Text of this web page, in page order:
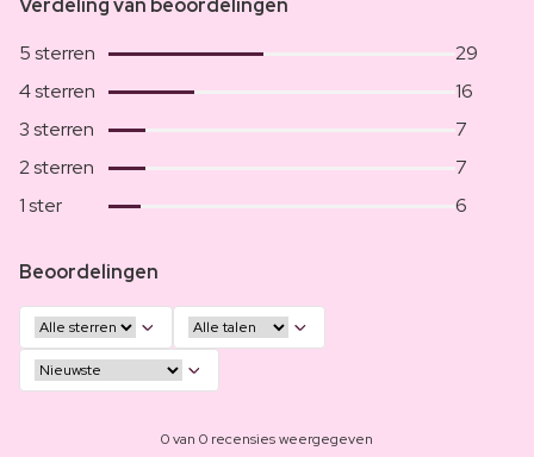
Verdeling van beoordelingen
5 sterren
29
4 sterren
16
3 sterren
7
2 sterren
7
1 ster
6
Beoordelingen
0 van 0 recensies weergegeven